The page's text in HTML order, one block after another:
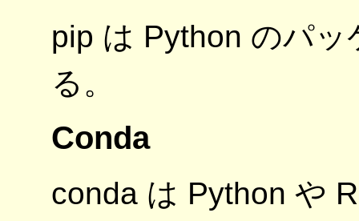
pip は Python のパ
る。
Conda
conda は Python や